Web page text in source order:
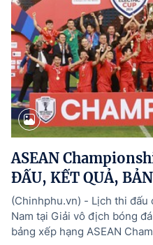
ASEAN
ĐẤU, KẾT QUẢ,
(Chinhphu.vn) - Lịch thi
Nam tại Giải vô địch bóng
bảng xếp hạng ASEAN